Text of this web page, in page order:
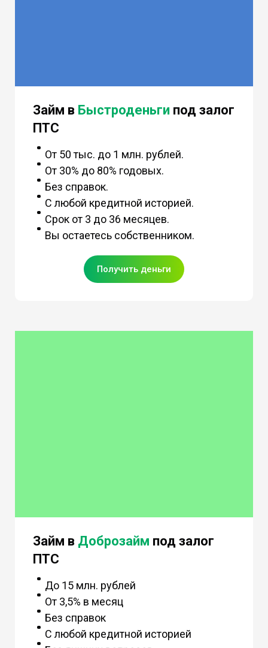
Займ в Быстроденьги под залог
ПТС
От 50 тыс. до 1 млн. рублей.
От 30% до 80% годовых.
Без справок.
С любой кредитной историей.
Срок от 3 до 36 месяцев.
Вы остаетесь собственником.
Получить деньги
Займ в Доброзайм под залог
ПТС
До 15 млн. рублей
От 3,5% в месяц
Без справок
С любой кредитной историей